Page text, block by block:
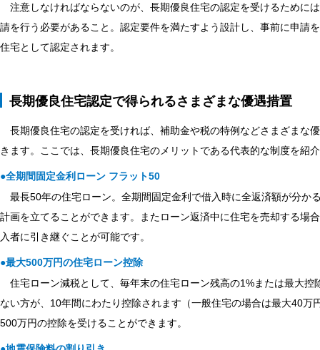
注意しなければならないのが、長期優良住宅の認定を受けるために
請を行う必要があること。認定要件を満たすよう設計し、事前に申請
住宅として認定されます。
長期優良住宅認定で得られるさまざまな優遇措置
長期優良住宅の認定を受ければ、補助金や税の特例などさまざまな
きます。ここでは、長期優良住宅のメリットである代表的な制度を紹
●全期間固定金利ローン フラット50
最長50年の住宅ローン。全期間固定金利で借入時に全返済額が分か
計画を立てることができます。またローン返済中に住宅を売却する場
入者に引き継ぐことが可能です。
●最大500万円の住宅ローン控除
住宅ローン減税として、毎年末の住宅ローン残高の1%または最大控
ない方が、10年間にわたり控除されます（一般住宅の場合は最大40万
500万円の控除を受けることができます。